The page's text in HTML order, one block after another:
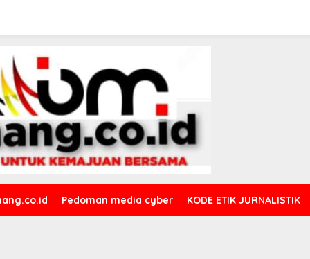
Pedoman media cyber KODE ETIK JURNALISTIK